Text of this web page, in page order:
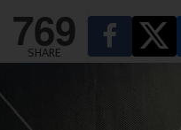
769
SHARE